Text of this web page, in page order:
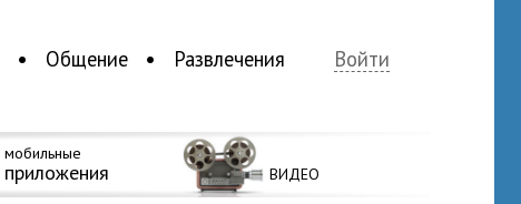
Общение Развлечения Войти
мобильные
приложения ВИДЕО